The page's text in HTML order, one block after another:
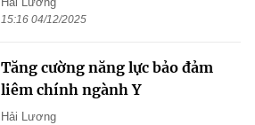
15:16 04/12/2025
Tăng cường năng lực bảo đảm
liêm chính ngành Y
Hải Lương